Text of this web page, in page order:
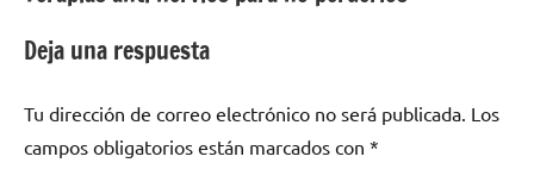
entradas
Deja una respuesta
Tu dirección de correo electrónico no será publicada. Los
campos obligatorios están marcados con *